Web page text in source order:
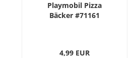
Playmobil Pizza
Bäcker #71161
4,99 EUR